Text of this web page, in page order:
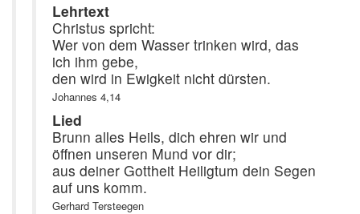
Lehrtext
Christus spricht:
Wer von dem Wasser trinken wird, das
ich ihm gebe,
den wird in Ewigkeit nicht dürsten.
Johannes 4,14
Lied
Brunn alles Heils, dich ehren wir und
öffnen unseren Mund vor dir;
aus deiner Gottheit Heiligtum dein Segen
auf uns komm.
Gerhard Tersteegen